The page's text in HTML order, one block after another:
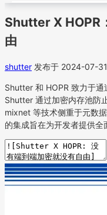
Shutter X HOPR
由
shutter 发布于 2024-07-31
Shutter 和 HOPR 致力于通
Shutter 通过加密内存池防
mixnet 等技术侧重于元数
的集成旨在为开发者提供全